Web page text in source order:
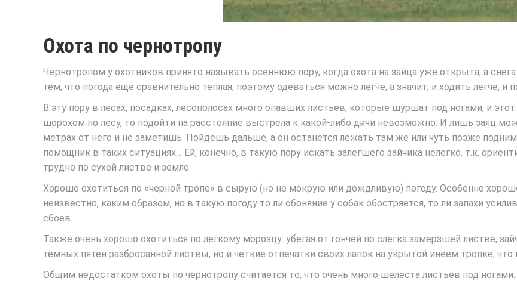
Охота по чернотропу
Чернотропом у охотников принято называть осеннюю пору, когда охота на зайца уже открыта, а
тем, что погода еще сравнительно теплая, поэтому одеваться можно легче, а значит, и ходить легче, и
В эту пору в лесах, посадках, лесополосах много опавших листьев, которые шуршат под ногами, и
шорохом по лесу, то подойти на расстояние выстрела к какой-либо дичи невозможно. И лишь заяц
метрах от него и не заметишь. Пойдешь дальше, а он останется лежать там же или чуть позже
помощник в таких ситуациях… Ей, конечно, в такую пору искать залегшего зайчика нелегко, т.к.
трудно по сухой листве и земле.
Хорошо охотиться по «черной тропе» в сырую (но не мокрую или дождливую) погоду. Особенно
неизвестно, каким образом, но в такую погоду то ли обоняние у собак обостряется, то ли запахи
сбоев.
Также очень хорошо охотиться по легкому морозцу: убегая от гончей по слегка замерзшей листве,
темных пятен разбросанной листвы, но и четкие отпечатки своих лапок на укрытой инеем тропке, что
Общим недостатком охоты по чернотропу считается то, что очень много шелеста листьев под ногами.